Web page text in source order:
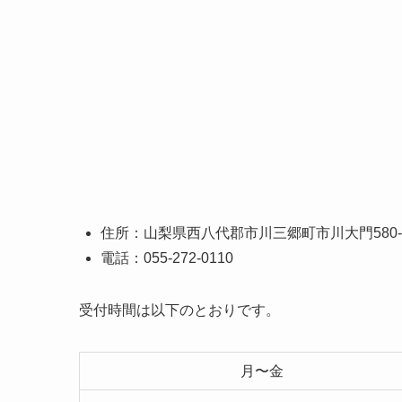
住所：山梨県西八代郡市川三郷町市川大門
電話：055-272-0110
受付時間は以下のとおりです。
月〜金